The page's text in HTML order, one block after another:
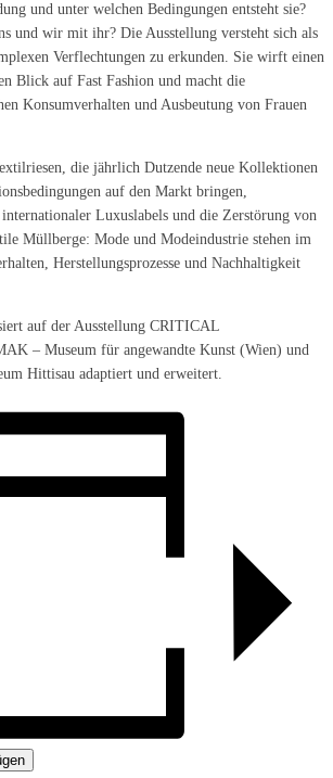
und unter welchen Bedingungen entsteht sie?
und wir mit ihr? Die Ausstellung versteht sich als
Verflechtungen zu erkunden. Sie wirft einen
Blick auf Fast Fashion und macht die
Konsumverhalten und Ausbeutung von Frauen
die jährlich Dutzende neue Kollektionen
auf den Markt bringen,
internationaler Luxuslabels und die Zerstörung von
Müllberge: Mode und Modeindustrie stehen im
Herstellungsprozesse und Nachhaltigkeit
auf der Ausstellung CRITICAL
– Museum für angewandte Kunst (Wien) und
Hittisau adaptiert und erweitert.